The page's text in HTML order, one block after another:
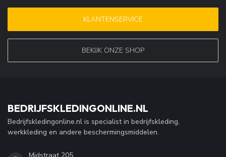
KLANTENSERVICE
BEKIJK ONZE SHOP
BEDRIJFSKLEDINGONLINE.NL
Bedrijfskledingonline.nl is specialist in bedrijfskleding,
werkkleding en andere beschermingsmiddelen.